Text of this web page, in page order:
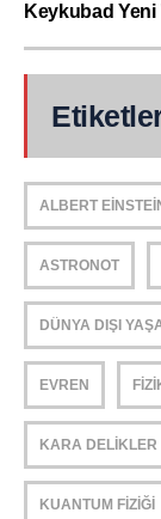
Keykubad Yeni
ALBERT
ASTRONOT
DÜNYA DIŞI
EVREN
KARA DELIKLER
KUANTUM FIZIĞI